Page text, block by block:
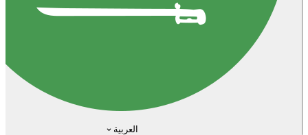
العربية